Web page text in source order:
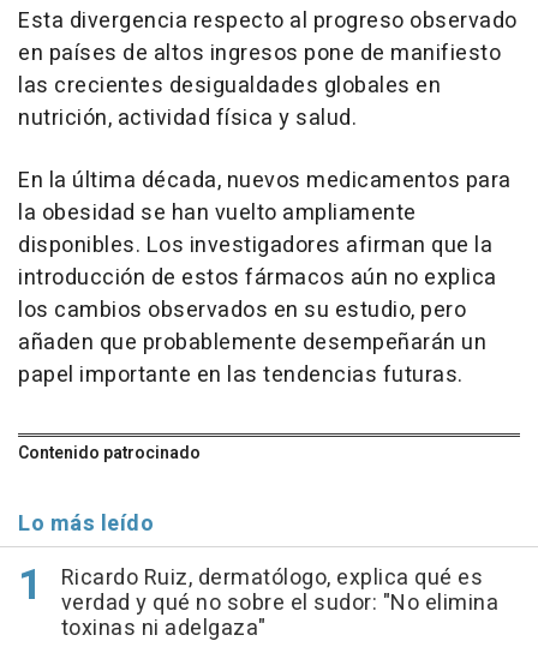
Esta divergencia respecto al progreso observado
en países de altos ingresos pone de manifiesto
las crecientes desigualdades globales en
nutrición, actividad física y salud.
En la última década, nuevos medicamentos para
la obesidad se han vuelto ampliamente
disponibles. Los investigadores afirman que la
introducción de estos fármacos aún no explica
los cambios observados en su estudio, pero
añaden que probablemente desempeñarán un
papel importante en las tendencias futuras.
Contenido patrocinado
Lo más leído
Ricardo Ruiz, dermatólogo, explica qué es
verdad y qué no sobre el sudor: "No elimina
toxinas ni adelgaza"